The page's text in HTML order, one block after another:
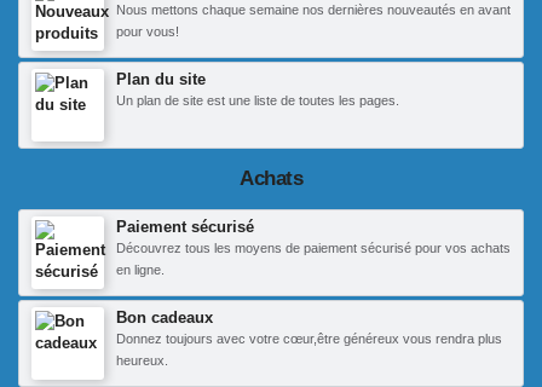
Nous mettons chaque semaine nos dernières nouveautés en avant
pour vous!
Plan du site
Un plan de site est une liste de toutes les pages.
Achats
Paiement sécurisé
Découvrez tous les moyens de paiement sécurisé pour vos achats
en ligne.
Bon cadeaux
Donnez toujours avec votre cœur,être généreux vous rendra plus
heureux.